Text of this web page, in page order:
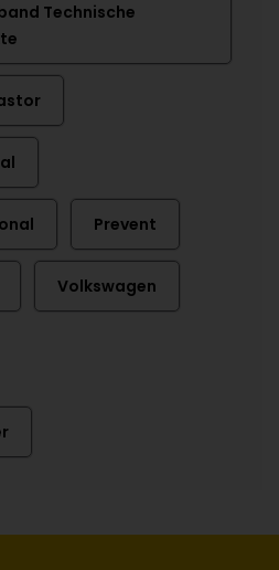
Technische
Prevent
Volkswagen